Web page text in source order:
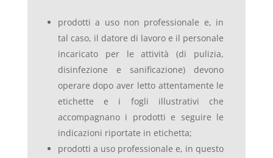
prodotti a uso non professionale e, in
tal caso, il datore di lavoro e il personale
incaricato per le attività (di pulizia,
disinfezione e sanificazione) devono
operare dopo aver letto attentamente le
etichette e i fogli illustrativi che
accompagnano i prodotti e seguire le
indicazioni riportate in etichetta;
prodotti a uso professionale e, in questo